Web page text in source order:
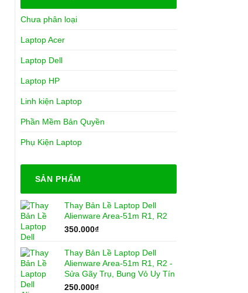
Chưa phân loại
Laptop Acer
Laptop Dell
Laptop HP
Linh kiện Laptop
Phần Mềm Bản Quyền
Phụ Kiện Laptop
SẢN PHẨM
Thay Bản Lề Laptop Dell
Alienware Area-51m R1, R2
350.000₫
Thay Bản Lề Laptop Dell
Alienware Area-51m R1, R2 -
Sửa Gãy Trụ, Bung Vỏ Uy Tín
250.000₫